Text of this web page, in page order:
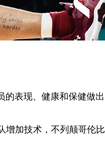
的表现、健康和保健做出
增加技术，不列颠哥伦比